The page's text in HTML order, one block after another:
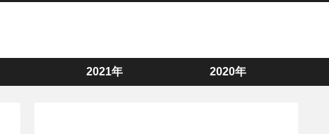
2021年 2020年